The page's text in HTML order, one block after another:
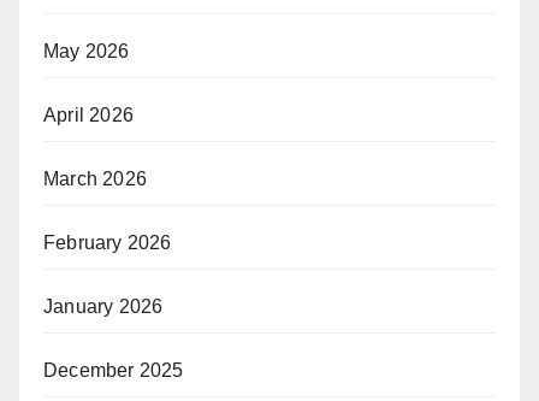
May 2026
April 2026
March 2026
February 2026
January 2026
December 2025